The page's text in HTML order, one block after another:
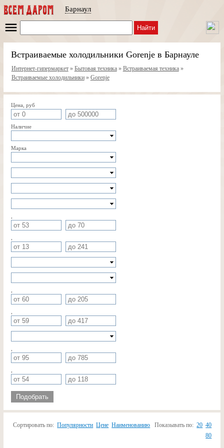
Барнаул
Найти
Встраиваемые холодильники Gorenje в Барнауле
Интернет-гипермаркет» Бытовая техника» Встраиваемая техника»
Встраиваемые холодильники» Gorenje
Цена, руб
Наличие
Марка
Подобрать
Сортировать по: Популярности Цене Наименованию Показывать по: 20 40
80